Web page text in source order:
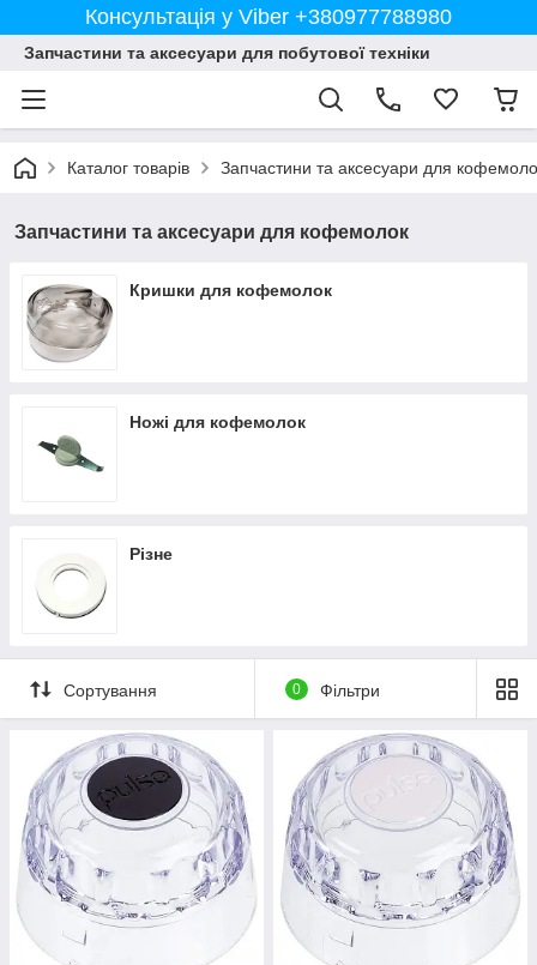
Консультація у Viber +380977788980
Запчастини та аксесуари для побутової техніки
Каталог товарів Запчастини та аксесуари для
Запчастини та аксесуари для кофемолок
Кришки для кофемолок
Ножі для кофемолок
Різне
Сортування 0 Фільтри